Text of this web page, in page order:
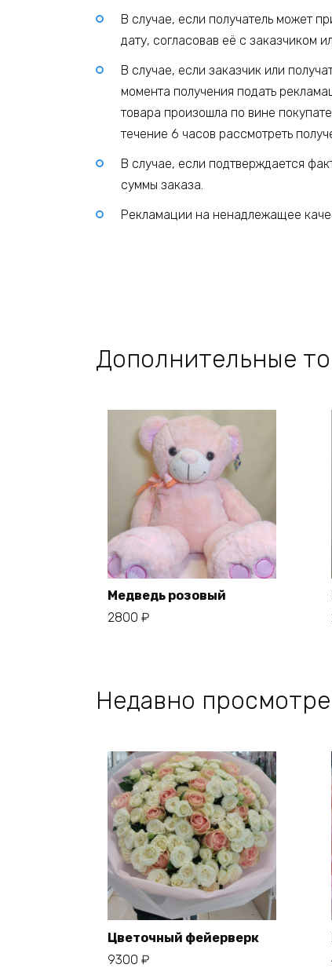
В случае, если получатель может
дату, согласовав её с заказчиком
В случае, если заказчик или
момента получения подать
товара произошла по вине
течение 6 часов рассмотреть
В случае, если подтверждается
суммы заказа.
Рекламации на ненадлежащее
Дополнительные
Медведь розовый
2800 ₽
Недавно
Цветочный фейерверк
9300 ₽